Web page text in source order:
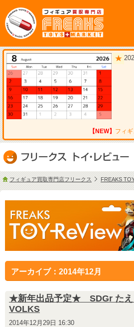
【NEW】 フィ
フィギュア買取専門店フリークス FREAKS
アーカイブ：2014年12月
★新年出品予定★ SDGr た
VOLKS
2014年12月29日 16:30